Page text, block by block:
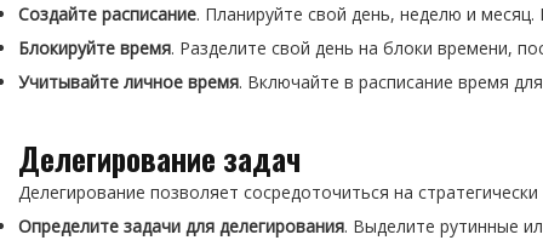
Создайте расписание. Планируйте свой день, неделю и
Блокируйте время. Разделите свой день на блоки времени,
Учитывайте личное время. Включайте в расписание время
Делегирование задач
Делегирование позволяет сосредоточиться на
Определите задачи для делегирования. Выделите рутинные